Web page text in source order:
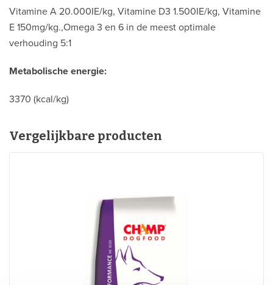
Vitamine A 20.000IE/kg, Vitamine D3 1.500IE/kg, Vitamine
E 150mg/kg.,Omega 3 en 6 in de meest optimale
verhouding 5:1
Metabolische energie:
3370 (kcal/kg)
Vergelijkbare producten